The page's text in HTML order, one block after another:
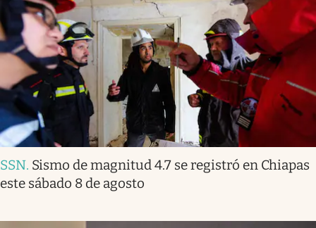
SSN. Sismo de magnitud 4.7 se registró en Chiapas
este sábado 8 de agosto